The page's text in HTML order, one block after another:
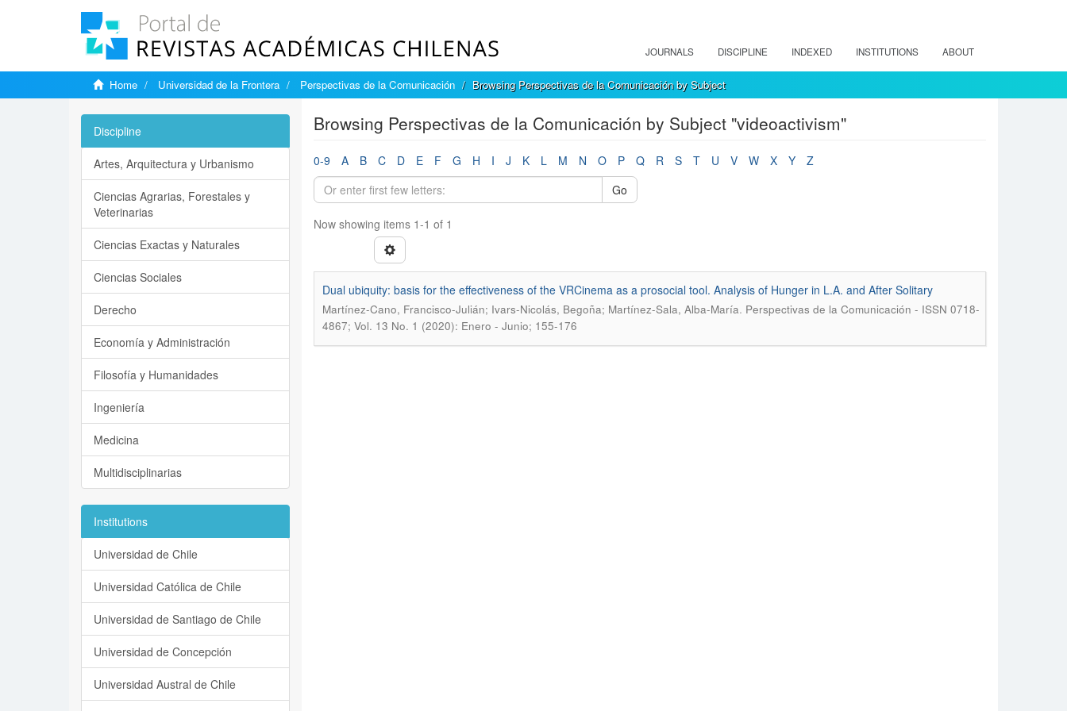
JOURNALS DISCIPLINE INDEXED INSTITUTIONS ABOUT
Home Universidad de la Frontera Perspectivas de la Comunicación Browsing Perspectivas de la Comunicación by Subject
Browsing Perspectivas de la Comunicación by Subject "videoactivism"
0-9 A B C D E F G H I J K L M N O P Q R S T U V W X Y
Z
Go
Now showing items 1-1 of 1
Dual ubiquity: basis for the effectiveness of the VRCinema as a prosocial tool. Analysis of Hunger in L.A. and After Solitary
Martínez-Cano, Francisco-Julián; Ivars-Nicolás, Begoña; Martínez-Sala, Alba-María. Perspectivas de la Comunicación - ISSN 0718-
4867; Vol. 13 No. 1 (2020): Enero - Junio; 155-176
Discipline
Artes, Arquitectura y Urbanismo
Ciencias Agrarias, Forestales y
Veterinarias
Ciencias Exactas y Naturales
Ciencias Sociales
Derecho
Economía y Administración
Filosofía y Humanidades
Ingeniería
Medicina
Multidisciplinarias
Institutions
Universidad de Chile
Universidad Católica de Chile
Universidad de Santiago de Chile
Universidad de Concepción
Universidad Austral de Chile